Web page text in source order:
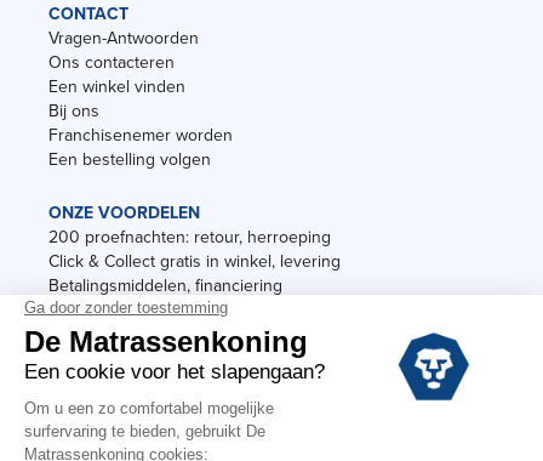
CONTACT
Vragen-Antwoorden
Ons contacteren
Een winkel vinden
Bij ons
Franchisenemer worden
Een bestelling volgen
ONZE VOORDELEN
200 proefnachten: retour, herroeping
Click & Collect gratis in winkel, levering
Betalingsmiddelen, financiering
Garantie
Black Friday
Voorraadverkoop